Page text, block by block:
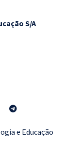
S/A
e Educação